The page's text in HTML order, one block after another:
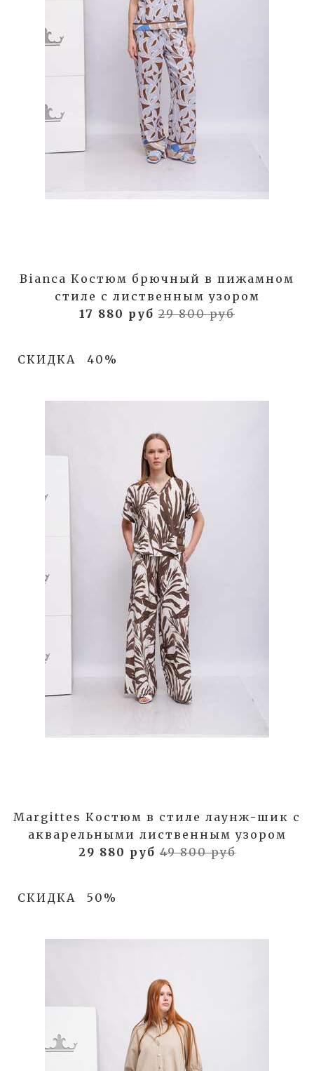
Bianca Костюм брючный в пижамном
стиле с лиственным узором
17 880 руб 29 800 руб
СКИДКА 40%
Margittes Костюм в стиле лаунж-шик с
акварельными лиственным узором
29 880 руб49 800 руб
СКИДКА 50%